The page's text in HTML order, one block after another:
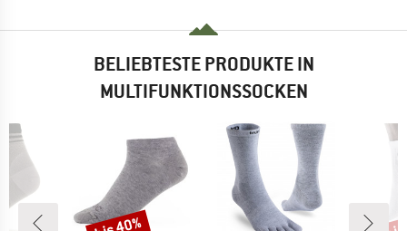
BELIEBTESTE PRODUKTE IN
MULTIFUNKTIONSSOCKEN
Rabatt